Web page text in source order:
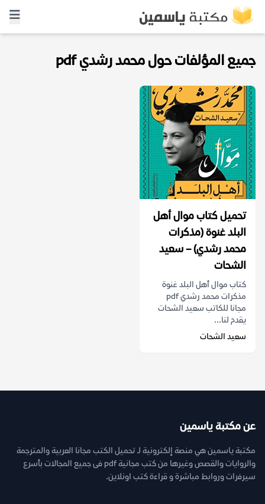
جميع المؤلفات حول محمد رشدي pdf
تحميل كتاب موال أهل
البلد غنوة (مذكرات
محمد رشدي) – سعيد
الشحات
كتاب موال أهل البلد غنوة
مذكرات محمد رشدي pdf
مجانا للكاتب سعيد الشحات
يقدم لنا...
سعيد الشحات
عن مكتبة ياسمين
مكتبة ياسمين هي منصة إلكترونية لـ تحميل الكتب مجانا العربية والمترجمة
والروايات والقصص وغيرها من كتب مجانية pdf فى جميع المجالات بأسرع
سيرفرات وروابط مباشرة و قراءة كتب اونلاين.